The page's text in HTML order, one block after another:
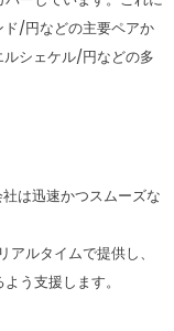
/円などの主要ペアか
シェケル/円などの多
は迅速かつスムーズな
ルタイムで提供し、
う支援します。